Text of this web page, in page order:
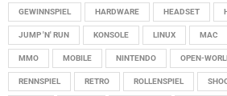
GEWINNSPIEL HARDWARE HEADSET
JUMP 'N' RUN KONSOLE LINUX MAC
MMO MOBILE NINTENDO OPEN-
RENNSPIEL RETRO ROLLENSPIEL